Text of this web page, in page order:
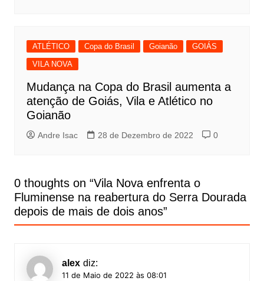
ATLÉTICO Copa do Brasil Goianão
GOIÁS
VILA NOVA
Mudança na Copa do Brasil aumenta a
atenção de Goiás, Vila e Atlético no
Goianão
Andre Isac 28 de Dezembro de 2022 0
0 thoughts on “Vila Nova enfrenta o
Fluminense na reabertura do Serra Dourada
depois de mais de dois anos”
alex diz:
11 de Maio de 2022 às 08:01